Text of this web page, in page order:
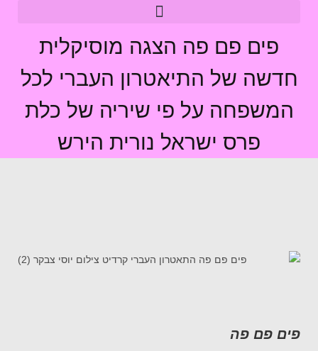
פים פם פה הצגה מוסיקלית
חדשה של התיאטרון העברי לכל
המשפחה על פי שיריה של כלת
פרס ישראל נורית הירש
פים פם פה